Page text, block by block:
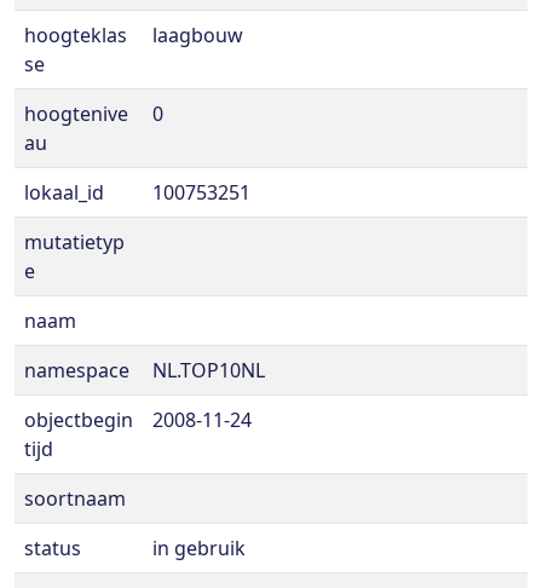
hoogteklas
se
laagbouw
hoogtenive
au
0
lokaal_id
100753251
mutatietyp
e
naam
namespace
NL.TOP10NL
objectbegin
tijd
2008-11-24
soortnaam
status
in gebruik